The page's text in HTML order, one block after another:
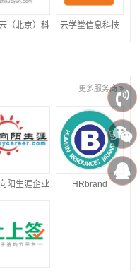
（北京）科 云学堂信息科技
更多服务商
阳生涯企业 HRbrand